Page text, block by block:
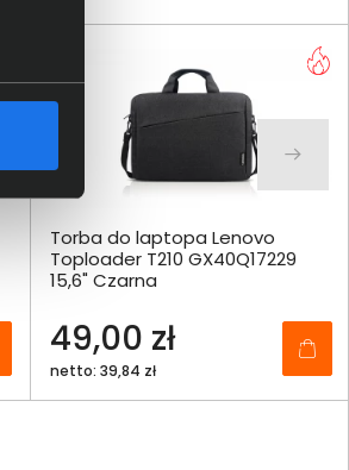
Torba do laptopa Lenovo
Toploader T210 GX40Q17229
15,6" Czarna
49,00 zł
netto: 39,84 zł